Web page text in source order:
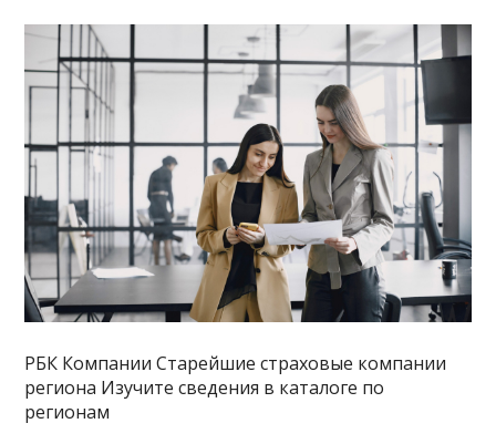
РБК Компании Старейшие страховые компании
региона Изучите сведения в каталоге по
регионам